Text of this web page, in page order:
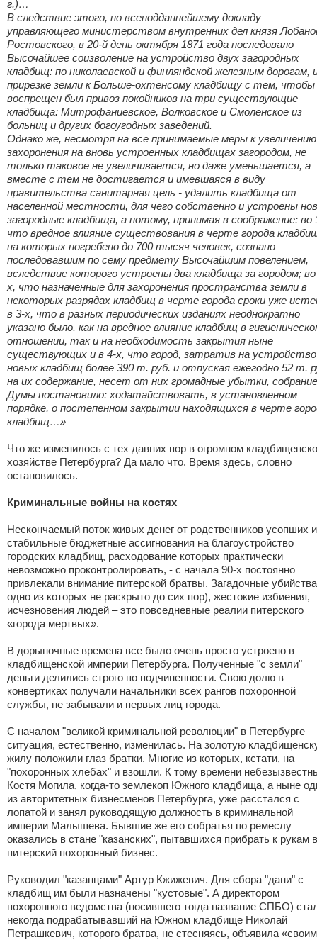
г.)…
В следствие этого, по всеподданнейшему докладу
управляющего министерством внутренних дел князя
Ростовского, в 20-й день октября 1871 года последовало
Высочайшее соизволение на устройство двух загородных
кладбищ: по николаевской и финляндской железным дорогам,
прирезке земли к Больше-охтенсому кладбищу с тем, чтобы
воспрещен был привоз покойников на три существующие
кладбища: Митрофаниевское, Волковское и Смоленское из
больниц и других богоугодных заведений.
Однако же, несмотря на все принимаемые меры к увеличению
захоронения на вновь устроенных кладбищах загородом, не
только таковое не увеличивается, но даже уменьшается, а
вместе с тем не достигается и имевшаяся в виду
правительства санитарная цель - удалить кладбища от
населенной местности, для чего собственно и устроены
загородные кладбища, а потому, принимая в соображение: во
что вредное влияние существования в черте города
на которых погребено до 700 тысяч человек, сознано
последовавшим по сему предмету Высочайшим повелением,
вследствие которого устроены два кладбища за городом;
х, что назначенные для захоронения пространства земли в
некоторых разрядах кладбищ в черте города сроки уже
в 3-х, что в разных периодических изданиях неоднократно
указано было, как на вредное влияние кладбищ в
отношении, так и на необходимость закрытия ныне
существующих и в 4-х, что город, затратив на устройство
новых кладбищ более 390 т. руб. и отпуская ежегодно 52 т.
на их содержание, несет от них громадные убытки, собрание
Думы постановило: ходатайствовать, в установленном
порядке, о постепенном закрытии находящихся в черте
кладбищ…»
Что же изменилось с тех давних пор в огромном
хозяйстве Петербурга? Да мало что. Время здесь, словно
остановилось.
Криминальные войны на костях
Нескончаемый поток живых денег от родственников усопших и
стабильные бюджетные ассигнования на благоустройство
городских кладбищ, расходование которых практически
невозможно проконтролировать, - с начала 90-х постоянно
привлекали внимание питерской братвы. Загадочные
одно из которых не раскрыто до сих пор), жестокие избиения,
исчезновения людей – это повседневные реалии питерского
«города мертвых».
В дорыночные времена все было очень просто устроено в
кладбищенской империи Петербурга. Полученные "с земли"
деньги делились строго по подчиненности. Свою долю в
конвертиках получали начальники всех рангов похоронной
службы, не забывали и первых лиц города.
С началом "великой криминальной революции" в Петербурге
ситуация, естественно, изменилась. На золотую
жилу положили глаз братки. Многие из которых, кстати, на
"похоронных хлебах" и взошли. К тому времени
Костя Могила, когда-то землекоп Южного кладбища, а ныне
из авторитетных бизнесменов Петербурга, уже расстался с
лопатой и занял руководящую должность в криминальной
империи Малышева. Бывшие же его собратья по ремеслу
оказались в стане "казанских", пытавшихся прибрать к рукам
питерский похоронный бизнес.
Руководил "казанцами" Артур Кжижевич. Для сбора "дани" с
кладбищ им были назначены "кустовые". А директором
похоронного ведомства (носившего тогда название СПБО)
некогда подрабатывавший на Южном кладбище Николай
Петрашкевич, которого братва, не стесняясь, объявила